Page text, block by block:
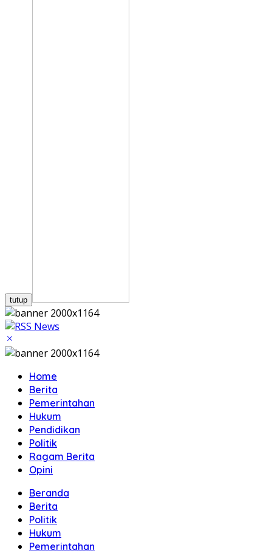
tutup
Home
Berita
Pemerintahan
Hukum
Pendidikan
Politik
Ragam Berita
Opini
Beranda
Berita
Politik
Hukum
Pemerintahan